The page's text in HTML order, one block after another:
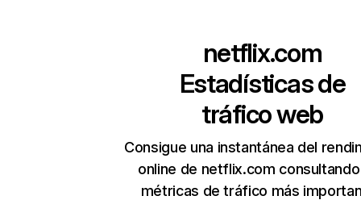
netflix.com
Estadísticas de
tráfico web
Consigue una instantánea del
online de netflix.com
métricas de tráfico más